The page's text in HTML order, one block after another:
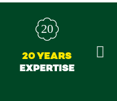
20 YEARS
EXPERTISE